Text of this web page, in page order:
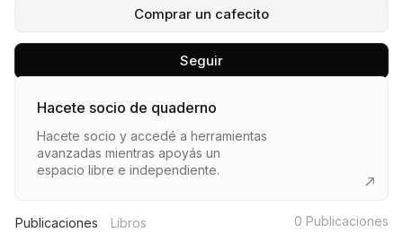
Comprar un cafecito
Seguir
Hacete socio de quaderno
Hacete socio y accedé a herramientas
avanzadas mientras apoyás un
espacio libre e independiente.
Publicaciones Libros 0 Publicaciones